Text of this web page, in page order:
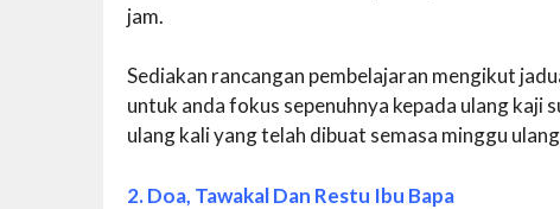
jam.
Sediakan rancangan pembelajaran mengikut
untuk anda fokus sepenuhnya kepada ulang kaji
ulang kali yang telah dibuat semasa minggu
2. Doa, Tawakal Dan Restu Ibu Bapa